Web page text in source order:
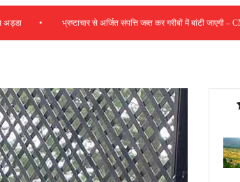
• भ्रष्टाचार से अर्जित संपत्ति जब्त कर गरीबों में बांटी जाएगी – CM सुक्खू